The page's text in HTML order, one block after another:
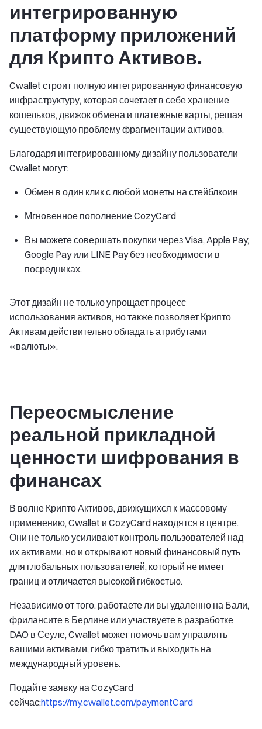
интегрированную
платформу приложений
для Крипто Активов.
Cwallet строит полную интегрированную финансовую
инфраструктуру, которая сочетает в себе хранение
кошельков, движок обмена и платежные карты, решая
существующую проблему фрагментации активов.
Благодаря интегрированному дизайну пользователи
Cwallet могут:
Обмен в один клик с любой монеты на стейблкоин
Мгновенное пополнение CozyCard
Вы можете совершать покупки через Visa, Apple Pay,
Google Pay или LINE Pay без необходимости в
посредниках.
Этот дизайн не только упрощает процесс
использования активов, но также позволяет Крипто
Активам действительно обладать атрибутами
«валюты».
Переосмысление
реальной прикладной
ценности шифрования в
финансах
В волне Крипто Активов, движущихся к массовому
применению, Cwallet и CozyCard находятся в центре.
Они не только усиливают контроль пользователей над
их активами, но и открывают новый финансовый путь
для глобальных пользователей, который не имеет
границ и отличается высокой гибкостью.
Независимо от того, работаете ли вы удаленно на Бали,
фрилансите в Берлине или участвуете в разработке
DAO в Сеуле, Cwallet может помочь вам управлять
вашими активами, гибко тратить и выходить на
международный уровень.
Подайте заявку на CozyCard
сейчас:https://my.cwallet.com/paymentCard